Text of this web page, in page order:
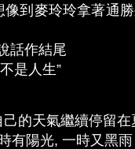
到麥玲玲拿著通
話作結尾
是人生”
的天氣繼續停留在
有陽光, 一時又黑雨